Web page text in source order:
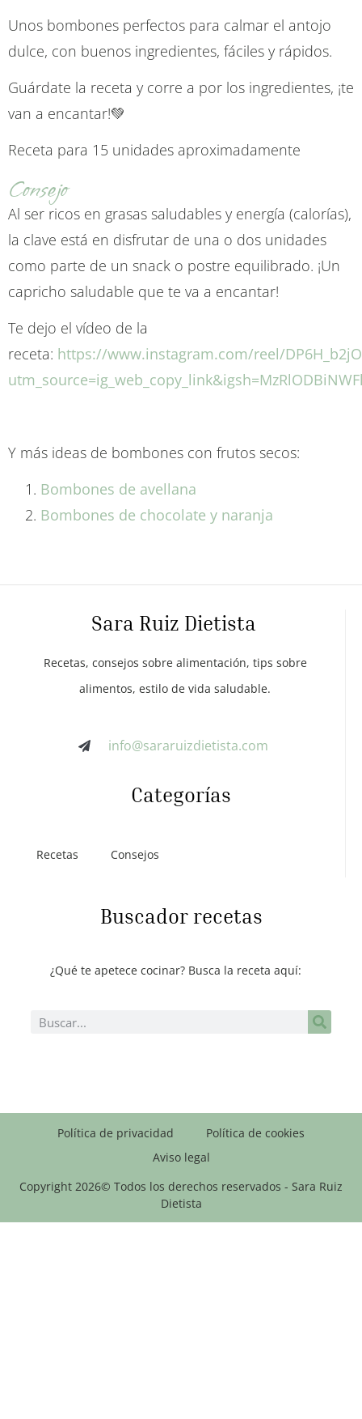
Unos bombones perfectos para calmar el antojo
dulce, con buenos ingredientes, fáciles y rápidos.
Guárdate la receta y corre a por los ingredientes, ¡te
van a encantar!💚
Receta para 15 unidades aproximadamente
Consejo
Al ser ricos en grasas saludables y energía (calorías),
la clave está en disfrutar de una o dos unidades
como parte de un snack o postre equilibrado. ¡Un
capricho saludable que te va a encantar!
Te dejo el vídeo de la
receta: https://www.instagram.com/reel/
Y más ideas de bombones con frutos secos:
Bombones de avellana
Bombones de chocolate y naranja
Sara Ruiz Dietista
Recetas, consejos sobre alimentación, tips sobre
alimentos, estilo de vida saludable.
info@sararuizdietista.com
Categorías
Recetas Consejos
Buscador recetas
¿Qué te apetece cocinar? Busca la receta aquí:
Política de privacidad
Política de cookies
Aviso legal
Copyright 2026© Todos los derechos reservados - Sara Ruiz
Dietista